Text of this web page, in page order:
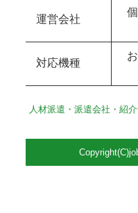
運営会社
対応機種
人材派遣・派遣会社・紹